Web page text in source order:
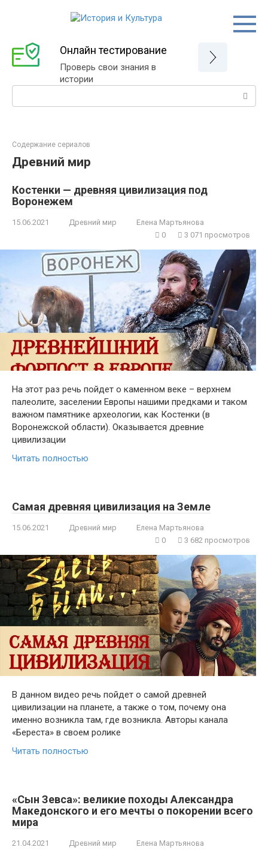
Онлайн тестирование
Проверь свои знания в
истории
Поиск:
Содержание сериалов
Древний мир
Костенки — древняя цивилизация под
Воронежем
15.06.2021 Древний мир
Елена Мартьянова
0
3 071 просмотров
На этот раз речь пойдет о каменном веке – верхнем
палеолите, заселении Европы нашими предками и таком
важном памятнике археологии, как Костенки (в
Воронежской области). Оказывается древние
цивилизации
Читать полностью
Самая древняя цивилизация на Земле
15.06.2021 Древний мир
Елена Мартьянова
0
3 682 просмотров
В данном видео речь пойдет о самой древней
цивилизации на планете, а также о том, почему она
именно возникла там, где возникла. Авторы канала
«Береста» в своем ролике
Читать полностью
«Сын Зевса»: великие походы Александра
Македонского и его мечты о покорении всего
мира
21.04.2021 Древний мир
Елена Мартьянова